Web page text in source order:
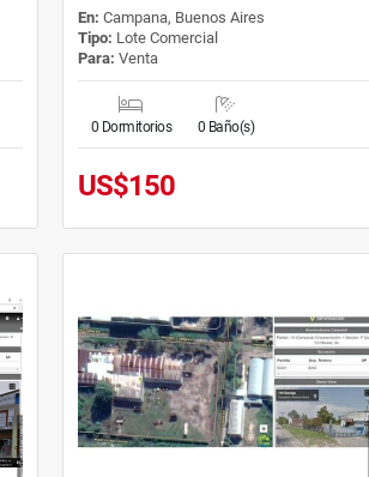
En: Campana, Buenos Aires
Tipo: Lote Comercial
Para: Venta
0 Dormitorios 0 Baño(s)
US$150